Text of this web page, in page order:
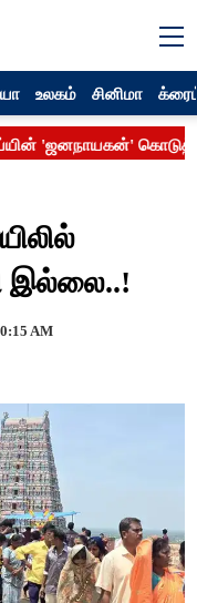
உலகம் சினிமா
இல்லை..!
AM